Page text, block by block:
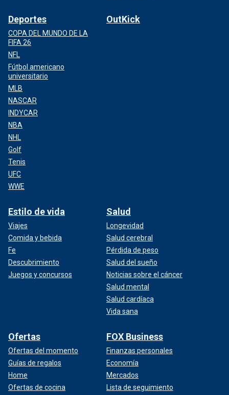
Deportes
COPA DEL MUNDO DE LA
FIFA 26
NFL
Fútbol americano
universitario
MLB
NASCAR
INDYCAR
NBA
NHL
Golf
Tenis
UFC
WWE
OutKick
Estilo de vida
Viajes
Comida y bebida
Fe
Descubrimiento
Juegos y concursos
Salud
Longevidad
Salud cerebral
Pérdida de peso
Salud del sueño
Noticias sobre el cáncer
Salud mental
Salud cardíaca
Vida sana
Ofertas
Ofertas del momento
Guías de regalos
Home
Ofertas de cocina
FOX Business
Finanzas personales
Economía
Mercados
Lista de seguimiento